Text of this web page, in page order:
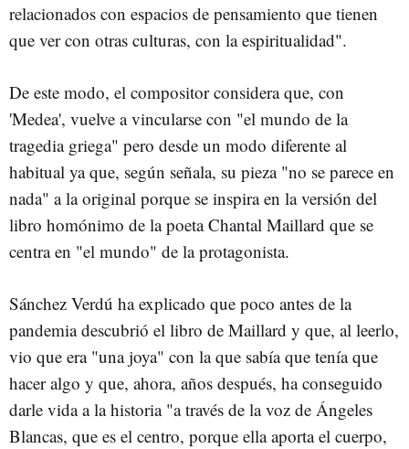
relacionados con espacios de pensamiento que tienen
que ver con otras culturas, con la espiritualidad".
De este modo, el compositor considera que, con
'Medea', vuelve a vincularse con "el mundo de la
tragedia griega" pero desde un modo diferente al
habitual ya que, según señala, su pieza "no se parece en
nada" a la original porque se inspira en la versión del
libro homónimo de la poeta Chantal Maillard que se
centra en "el mundo" de la protagonista.
Sánchez Verdú ha explicado que poco antes de la
pandemia descubrió el libro de Maillard y que, al leerlo,
vio que era "una joya" con la que sabía que tenía que
hacer algo y que, ahora, años después, ha conseguido
darle vida a la historia "a través de la voz de Ángeles
Blancas, que es el centro, porque ella aporta el cuerpo,